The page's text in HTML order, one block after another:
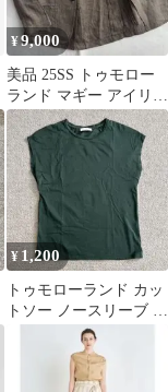
¥9,000
美品 25SS トゥモロー
ランド マギー アイリッ
シュリネン ジャケット
44現行
¥ 1,200
トゥモローランド カッ
トソー ノースリーブ ダ
ークグリーン S ユーズ